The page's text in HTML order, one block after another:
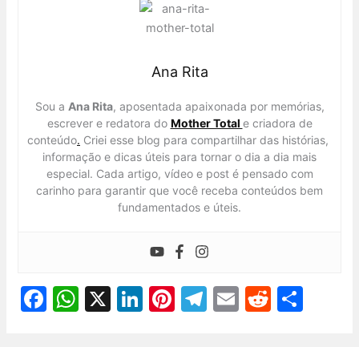
Ana Rita
Sou a Ana Rita, aposentada apaixonada por memórias,
escrever e redatora do Mother Total e criadora de
conteúdo. Criei esse blog para compartilhar das histórias,
informação e dicas úteis para tornar o dia a dia mais
especial. Cada artigo, vídeo e post é pensado com
carinho para garantir que você receba conteúdos bem
fundamentados e úteis.
F
W X
Li Pi T
E
R